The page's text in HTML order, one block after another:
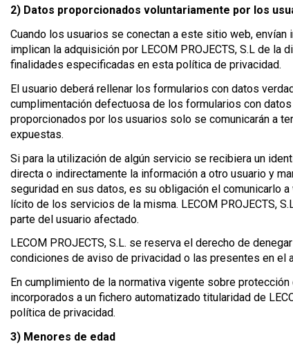
2) Datos proporcionados voluntariamente por los
Cuando los usuarios se conectan a este sitio web,
implican la adquisición por LECOM PROJECTS, S.L de
finalidades especificadas en esta política de privacidad.
El usuario deberá rellenar los formularios con datos
cumplimentación defectuosa de los formularios con
proporcionados por los usuarios solo se comunicarán a
expuestas.
Si para la utilización de algún servicio se recibiera un
directa o indirectamente la información a otro usuario y
seguridad en sus datos, es su obligación el comunicarlo
lícito de los servicios de la misma. LECOM PROJECTS,
parte del usuario afectado.
LECOM PROJECTS, S.L. se reserva el derecho de
condiciones de aviso de privacidad o las presentes en el
En cumplimiento de la normativa vigente sobre
incorporados a un fichero automatizado titularidad de
política de privacidad.
3) Menores de edad